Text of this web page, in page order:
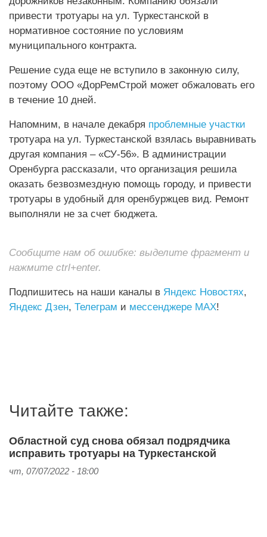
привести тротуары на ул. Туркестанской в
нормативное состояние по условиям
муниципального контракта.
Решение суда еще не вступило в законную силу,
поэтому ООО «ДорРемСтрой может обжаловать его
в течение 10 дней.
Напомним, в начале декабря проблемные участки
тротуара на ул. Туркестанской взялась выравнивать
другая компания – «СУ-56». В администрации
Оренбурга рассказали, что организация решила
оказать безвозмездную помощь городу, и привести
тротуары в удобный для оренбуржцев вид. Ремонт
выполняли не за счет бюджета.
Сообщите нам об ошибке: выделите фрагмент и
нажмите ctrl+enter.
Подпишитесь на наши каналы в Яндекс Новостях,
Яндекс Дзен, Телеграм и мессенджере MAX!
Читайте также:
Областной суд снова обязал подрядчика
исправить тротуары на Туркестанской
чт, 07/07/2022 - 18:00